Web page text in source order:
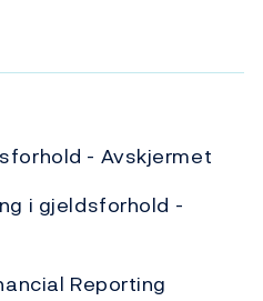
- Avskjermet
i gjeldsforhold -
Reporting